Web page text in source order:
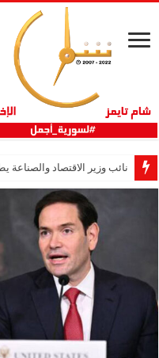
نائب وزير الاقتصاد والصناعة